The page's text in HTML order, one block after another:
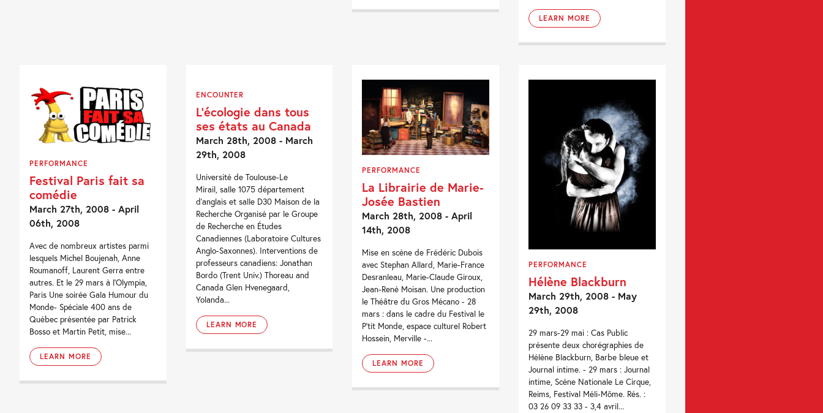
LEARN MORE
PERFORMANCE
Festival Paris fait sa
comédie
March 27th, 2008 - April
06th, 2008
Avec de nombreux artistes parmi
lesquels Michel Boujenah, Anne
Roumanoff, Laurent Gerra entre
autres. Et le 29 mars à l'Olympia,
Paris Une soirée Gala Humour du
Monde- Spéciale 400 ans de
Québec présentée par Patrick
Bosso et Martin Petit, mise...
LEARN MORE
ENCOUNTER
L’écologie dans tous
ses états au Canada
March 28th, 2008 - March
29th, 2008
Université de Toulouse-Le
Mirail, salle 1075 département
d’anglais et salle D30 Maison de la
Recherche Organisé par le Groupe
de Recherche en Études
Canadiennes (Laboratoire Cultures
Anglo-Saxonnes). Interventions de
professeurs canadiens: Jonathan
Bordo (Trent Univ.) Thoreau and
Canada Glen Hvenegaard,
Yolanda...
LEARN MORE
PERFORMANCE
La Librairie de Marie-
Josée Bastien
March 28th, 2008 - April
14th, 2008
Mise en scène de Frédéric Dubois
avec Stephan Allard, Marie-France
Desranleau, Marie-Claude Giroux,
Jean-René Moisan. Une production
le Théâtre du Gros Mécano - 28
mars : dans le cadre du Festival le
P'tit Monde, espace culturel Robert
Hossein, Merville -...
LEARN MORE
PERFORMANCE
Hélène Blackburn
March 29th, 2008 - May
29th, 2008
29 mars-29 mai : Cas Public
présente deux chorégraphies de
Hélène Blackburn, Barbe bleue et
Journal intime. - 29 mars : Journal
intime, Scène Nationale Le Cirque,
Reims, Festival Méli-Môme. Rés. :
03 26 09 33 33 - 3,4 avril...